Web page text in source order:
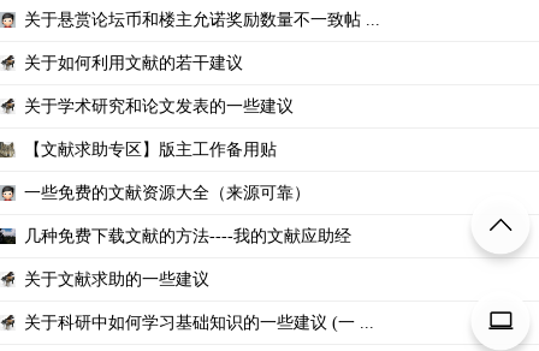
关于悬赏论坛币和楼主允诺奖励数量不一致帖 ...
关于如何利用文献的若干建议
关于学术研究和论文发表的一些建议
【文献求助专区】版主工作备用贴
一些免费的文献资源大全（来源可靠）
几种免费下载文献的方法----我的文献应助经
关于文献求助的一些建议
关于科研中如何学习基础知识的一些建议 (一 ...